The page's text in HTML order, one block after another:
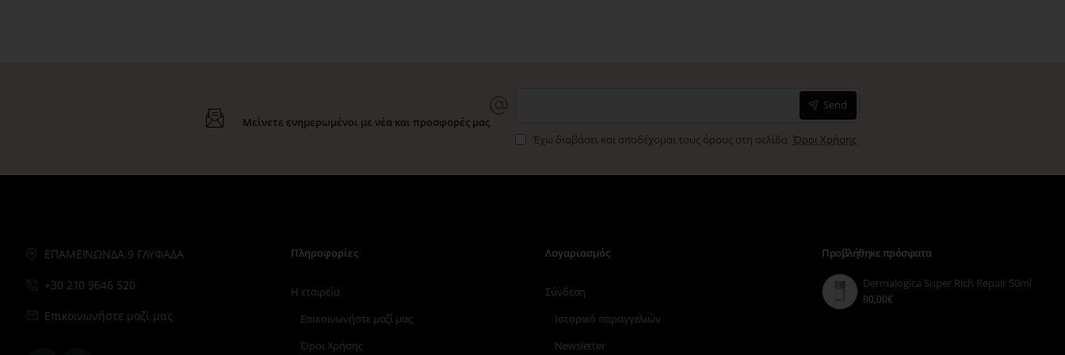
Μείνετε ενημερωμένοι με νέα και προσφορές μας
Send
Έχω διαβάσει και αποδέχομαι τους όρους στη σελίδα Όροι Χρήσης
ΕΠΑΜΕΙΝΩΝΔΑ 9 ΓΛΥΦΑΔΑ
+30 210 9646 520
Επικοινωνήστε μαζί μας
Πληροφορίες
Η εταιρεία
Επικοινωνήστε μαζί μας
Όροι Χρήσης
Λογαριασμός
Σύνδεση
Ιστορικό παραγγελιών
Newsletter
Προβλήθηκε πρόσφατα
Dermalogica Super Rich Repair 50ml
90,00€